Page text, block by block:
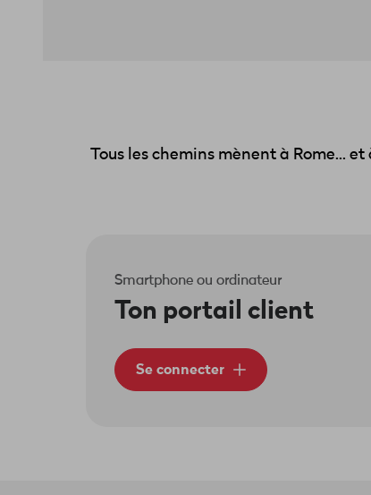
Tous les chemins mènent à Rome...
Smartphone ou ordinateur
Ton portail client
Se connecter